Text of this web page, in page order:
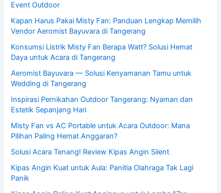
Event Outdoor
Kapan Harus Pakai Misty Fan: Panduan Lengkap Memilih
Vendor Aeromist Bayuvara di Tangerang
Konsumsi Listrik Misty Fan Berapa Watt? Solusi Hemat
Daya untuk Acara di Tangerang
Aeromist Bayuvara — Solusi Kenyamanan Tamu untuk
Wedding di Tangerang
Inspirasi Pernikahan Outdoor Tangerang: Nyaman dan
Estetik Sepanjang Hari
Misty Fan vs AC Portable untuk Acara Outdoor: Mana
Pilihan Paling Hemat Anggaran?
Solusi Acara Tenang! Review Kipas Angin Silent
Kipas Angin Kuat untuk Aula: Panitia Olahraga Tak Lagi
Panik